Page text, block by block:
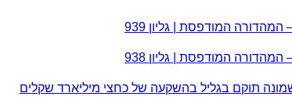
המודפסת | גליון 939
המודפסת | גליון 938
תוקם בגליל בהשקעה של כחצי מיליארד שקלים